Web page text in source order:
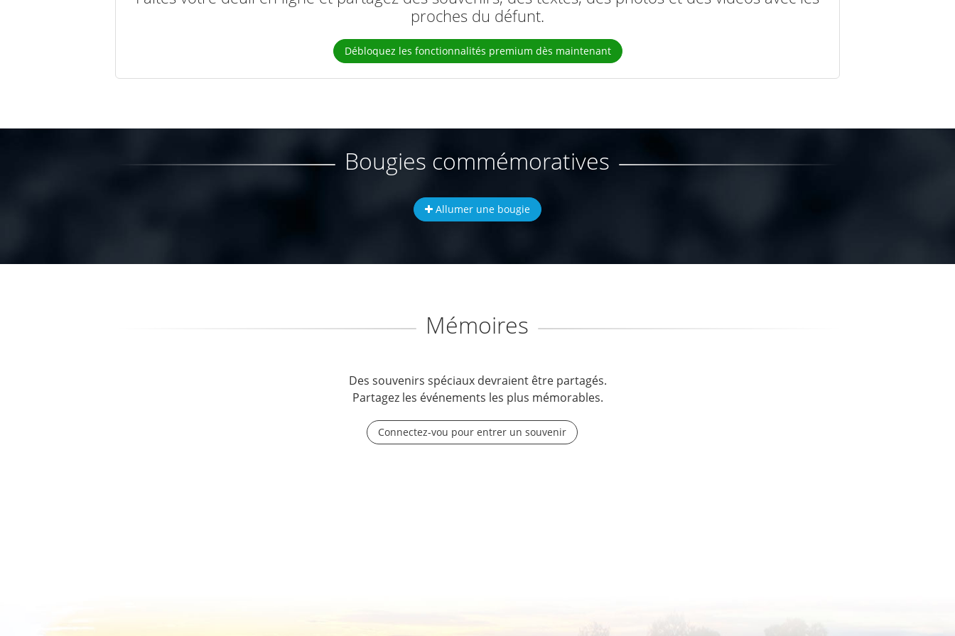
proches du défunt.
Débloquez les fonctionnalités premium dès maintenant
Bougies commémoratives
Allumer une bougie
Mémoires
Des souvenirs spéciaux devraient être partagés.
Partagez les événements les plus mémorables.
Connectez-vou pour entrer un souvenir